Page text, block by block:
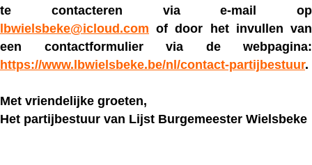
te contacteren via e-mail op
lbwielsbeke@icloud.com of door het invullen van
een contactformulier via de webpagina:
https://www.lbwielsbeke.be/nl/contact-partijbestuur.
Met vriendelijke groeten,
Het partijbestuur van Lijst Burgemeester Wielsbeke